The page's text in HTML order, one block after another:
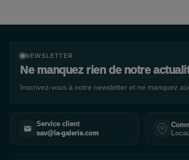
NEWSLETTER
Ne manquez rien de notre
Inscrivez-vous à notre newsletter et ne manquez
Service client
sav@la-galerie.com